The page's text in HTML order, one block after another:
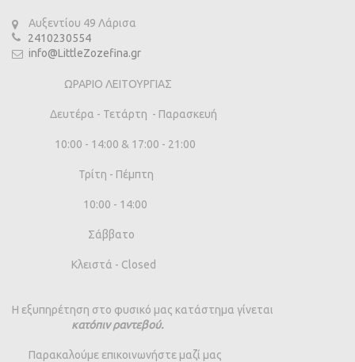
Αυξεντίου 49 Λάρισα
2410230554
info@LittleZozefina.gr
ΩΡΑΡΙΟ ΛΕΙΤΟΥΡΓΙΑΣ
Δευτέρα - Τετάρτη - Παρασκευή
10:00 - 14:00 & 17:00 - 21:00
Τρίτη - Πέμπτη
10:00 - 14:00
Σάββατο
Κλειστά - Closed
Η εξυπηρέτηση στο φυσικό μας κατάστημα γίνεται
κατόπιν ραντεβού.
Παρακαλούμε επικοινωνήστε μαζί μας